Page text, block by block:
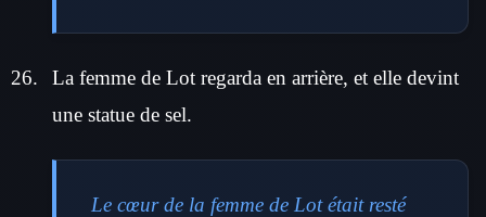
La femme de Lot regarda en arrière, et elle devint
une statue de sel.
Le cœur de la femme de Lot était resté